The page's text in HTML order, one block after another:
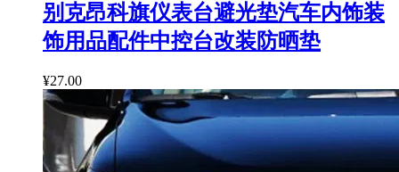
别克昂科旗仪表台避光垫汽车内饰装
饰用品配件中控台改装防晒垫
¥27.00